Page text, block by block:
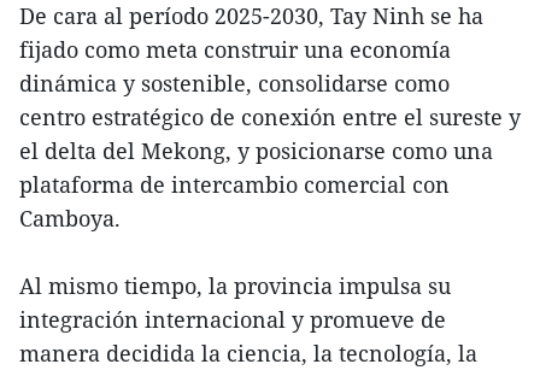
De cara al período 2025-2030, Tay Ninh se ha
fijado como meta construir una economía
dinámica y sostenible, consolidarse como
centro estratégico de conexión entre el sureste y
el delta del Mekong, y posicionarse como una
plataforma de intercambio comercial con
Camboya.
Al mismo tiempo, la provincia impulsa su
integración internacional y promueve de
manera decidida la ciencia, la tecnología, la